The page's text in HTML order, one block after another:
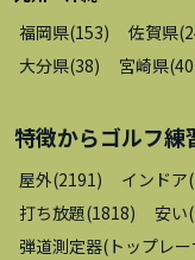
福岡県(153) 佐賀県(
大分県(38) 宮崎県(40
特徴からゴルフ練
屋外(2191) インドア
打ち放題(1818) 安い(
弾道測定器(トップレ